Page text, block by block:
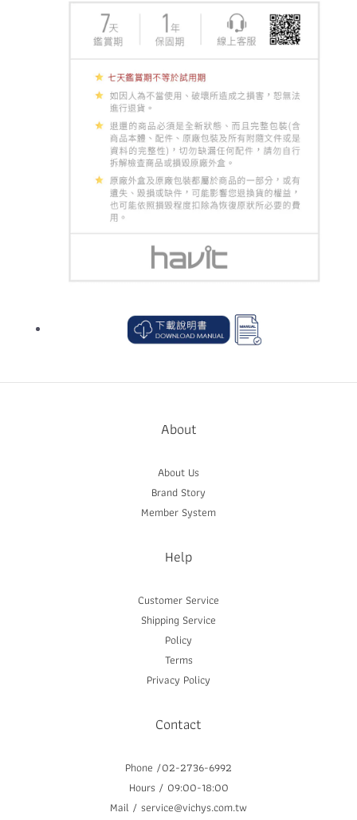
About
About Us
Brand Story
Member System
Help
Customer Service
Shipping Service
Policy
Terms
Privacy Policy
Contact
Phone /02-2736-6992
Hours / 09:00-18:00
Mail / service@vichys.com.tw